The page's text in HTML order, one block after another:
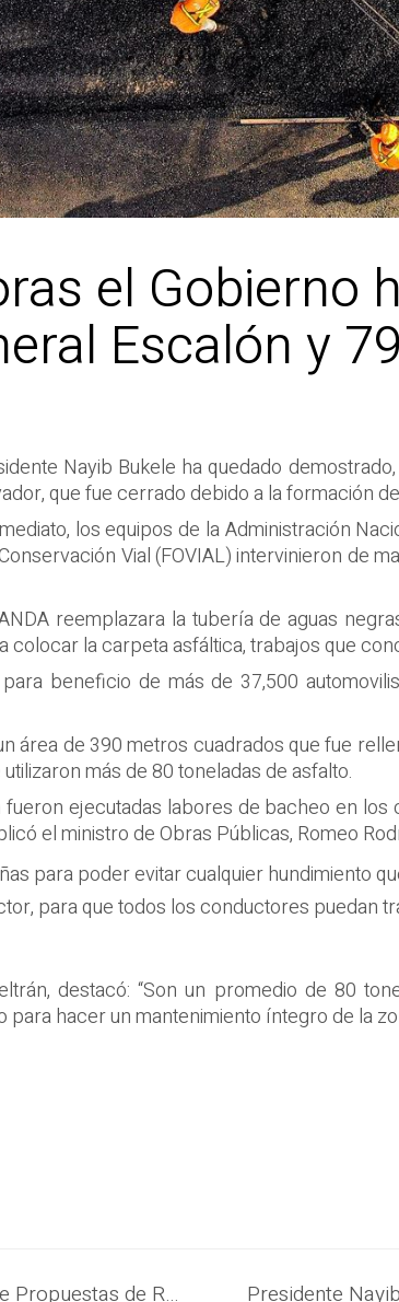
el Gobierno
Escalón y
Nayib Bukele ha quedado
que fue cerrado debido a la formación
los equipos de la Administración
Vial (FOVIAL) intervinieron de
reemplazara la tubería de aguas
la carpeta asfáltica, trabajos que
beneficio de más de 37,500
área de 390 metros cuadrados que fue
más de 80 toneladas de asfalto.
ejecutadas labores de bacheo en
el ministro de Obras Públicas, Romeo
para poder evitar cualquier hundimiento
para que todos los conductores puedan
destacó: “Son un promedio de 80
hacer un mantenimiento íntegro de la
Continua fase de divulgación del Proyecto de Propuestas de Reformas Constitucionales con conversatorio organizado por la UMA